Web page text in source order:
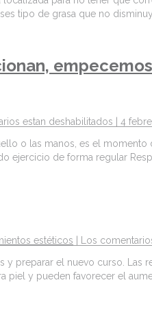
tipo de grasa que no
estan deshabilitados | 4
o las manos, es el
ejercicio de forma regular
estéticos Los
preparar el nuevo curso. Las
piel y pueden favorecer el